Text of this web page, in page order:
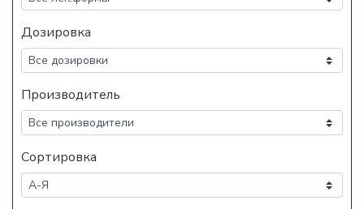
Дозировка
Производитель
Сортировка